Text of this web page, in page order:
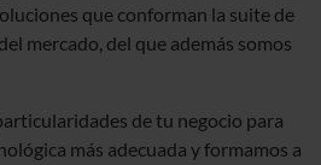
que conforman la suite de
mercado, del que además somos
de tu negocio para
más adecuada y formamos a